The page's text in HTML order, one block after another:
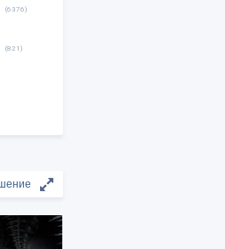
(6376)
(821)